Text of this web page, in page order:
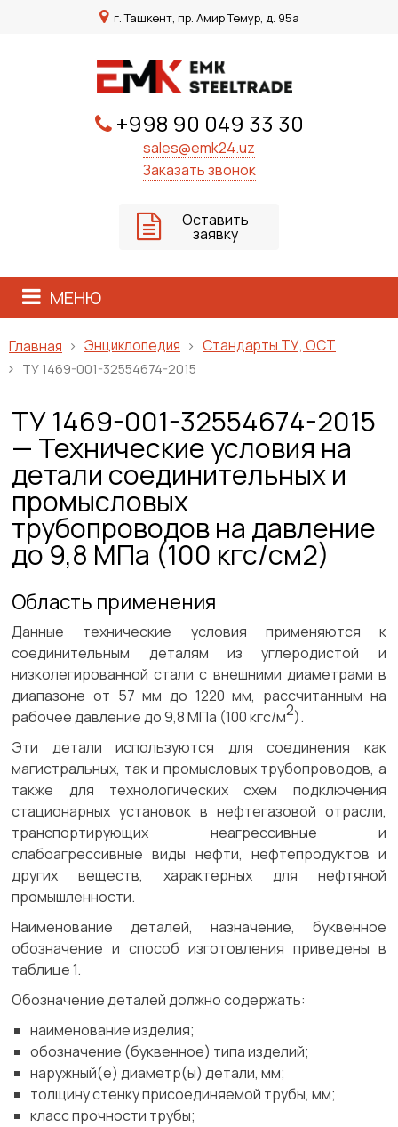
г. Ташкент, пр. Амир Темур, д. 95а
+998 90 049 33 30
sales@emk24.uz
Заказать звонок
Оставить
заявку
МЕНЮ
Главная Энциклопедия Стандарты ТУ, ОСТ
ТУ 1469-001-32554674-2015
ТУ 1469-001-32554674-2015
— Технические условия на
детали соединительных и
промысловых
трубопроводов на давление
до 9,8 МПа (100 кгс/см2)
Область применения
Данные технические условия применяются к
соединительным деталям из углеродистой и
низколегированной стали с внешними диаметрами в
диапазоне от 57 мм до 1220 мм, рассчитанным на
рабочее давление до 9,8 МПа (100 кгс/м2).
Эти детали используются для соединения как
магистральных, так и промысловых трубопроводов, а
также для технологических схем подключения
стационарных установок в нефтегазовой отрасли,
транспортирующих неагрессивные и
слабоагрессивные виды нефти, нефтепродуктов и
других веществ, характерных для нефтяной
промышленности.
Наименование деталей, назначение, буквенное
обозначение и способ изготовления приведены в
таблице 1.
Обозначение деталей должно содержать:
наименование изделия;
обозначение (буквенное) типа изделий;
наружный(е) диаметр(ы) детали, мм;
толщину стенку присоединяемой трубы, мм;
класс прочности трубы;